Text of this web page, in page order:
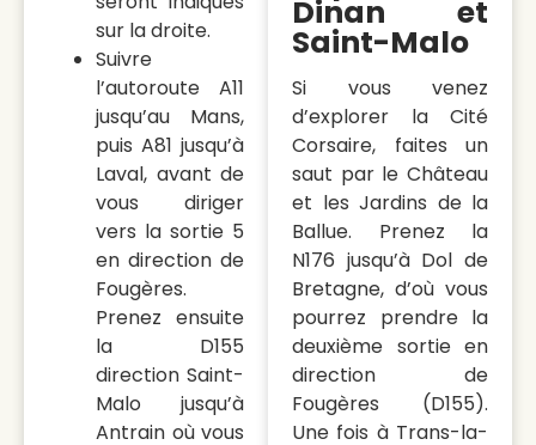
sur la droite.
Suivre
l’autoroute A11
jusqu’au Mans,
puis A81 jusqu’à
Laval, avant de
vous diriger
vers la sortie 5
en direction de
Fougères.
Prenez ensuite
la D155
direction Saint-
Malo jusqu’à
Antrain où vous
Dinan et
Saint-Malo
Si vous venez
d’explorer la Cité
Corsaire, faites un
saut par le Château
et les Jardins de la
Ballue. Prenez la
N176 jusqu’à Dol de
Bretagne, d’où vous
pourrez prendre la
deuxième sortie en
direction de
Fougères (D155).
Une fois à Trans-la-